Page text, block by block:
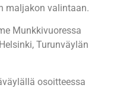
maljakon valintaan.
Munkkivuoressa
Turunväylän
osoitteessa